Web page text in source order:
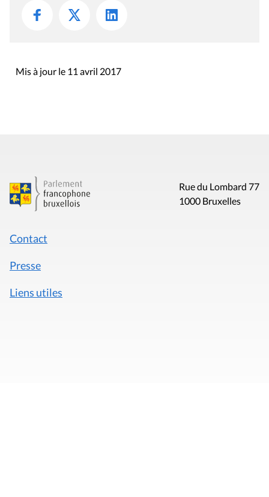
Mis à jour le 11 avril 2017
Rue du Lombard 77
1000 Bruxelles
Contact
Presse
Liens utiles